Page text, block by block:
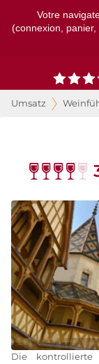
Votre
(connexion,
Umsatz
Die kontrollierte